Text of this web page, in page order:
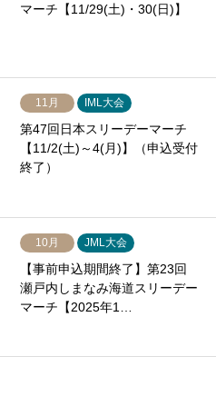
マーチ【11/29(土)・30(日)】
11月 IML大会
第47回日本スリーデーマーチ
【11/2(土)～4(月)】（申込受付
終了）
10月 JML大会
【事前申込期間終了】第23回
瀬戸内しまなみ海道スリーデー
マーチ【2025年1…